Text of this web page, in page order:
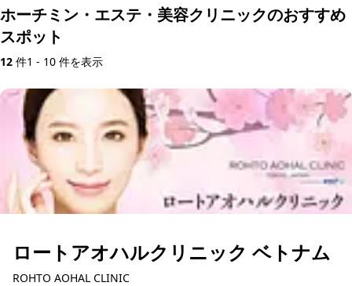
ホーチミン・エステ・美容クリニックのおすすめ
スポット
12 件1 - 10 件を表示
ロートアオハルクリニック ベトナム
ROHTO AOHAL CLINIC